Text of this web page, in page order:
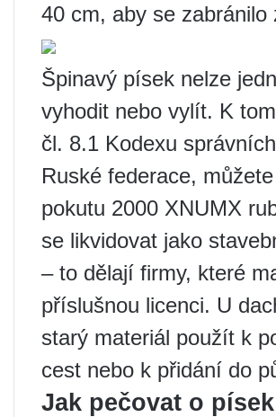
40 cm, aby se zabránilo
Špinavý písek nelze
vyhodit nebo vylít. K
čl. 8.1 Kodexu
Ruské federace,
pokutu 2000 XNUMX
se likvidovat jako
– to dělají firmy, které
příslušnou licenci. U
starý materiál použít k
cest nebo k přidání do
Jak pečovat o písek